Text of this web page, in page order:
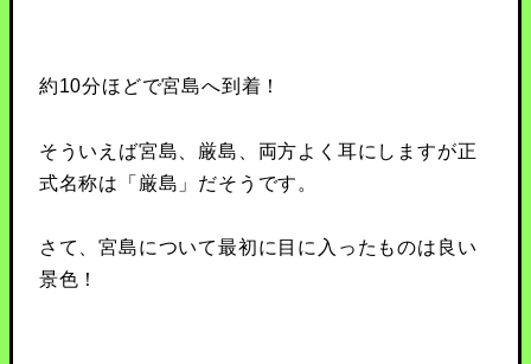
約10分ほどで宮島へ到着！
そういえば宮島、厳島、両方よく耳にしますが正
式名称は「厳島」だそうです。
さて、宮島について最初に目に入ったものは良い
景色！